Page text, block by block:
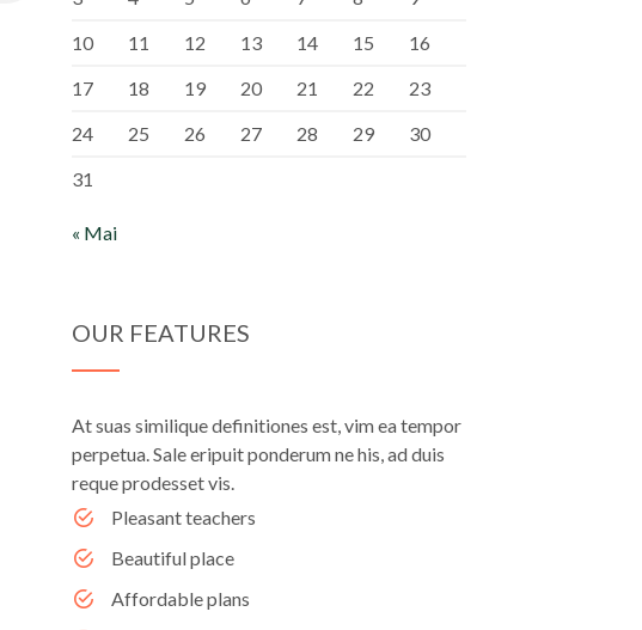
10
11 12 13 14 15
16
17
18 19 20 21 22
23
24
25 26 27 28 29
30
31
« Mai
OUR FEATURES
At suas similique definitiones est, vim ea tempor
perpetua. Sale eripuit ponderum ne his, ad duis
reque prodesset vis.
Pleasant teachers
Beautiful place
Affordable plans